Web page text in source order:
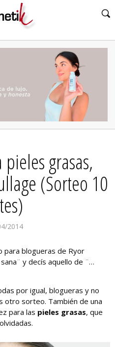
grasas,
(Sorteo 10
2014
para blogueras de Ryor
y decís aquello de ¨…
por igual, blogueras y no
otro sorteo. También de una
para las pieles grasas, que